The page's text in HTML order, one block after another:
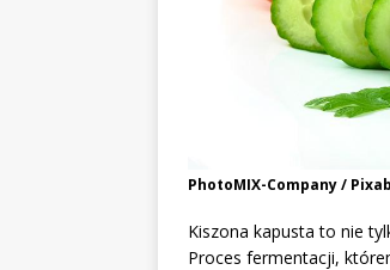
PhotoMIX-Company /
Kiszona kapusta to nie
Proces fermentacji,